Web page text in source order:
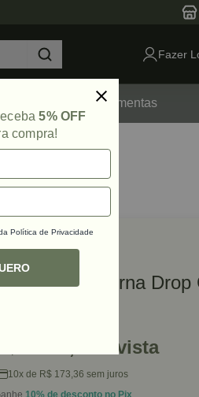
Fazer
Ferramentas
82255
Externa Drop
1.733,69 à vista
10x de R$ 173,36 sem juros
10% de desconto no Pix
5% OFF
compra!
Política de Privacidade